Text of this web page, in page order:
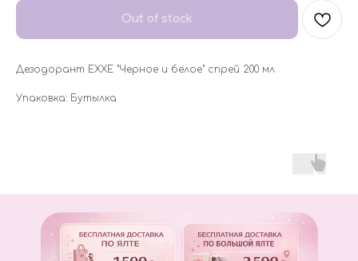
Out of stock
Дезодорант EXXE "Черное и белое" спрей 200 мл
Упаковка: Бутылка